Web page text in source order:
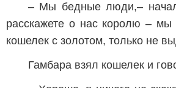
– Мы бедные люди,–
расскажете о нас королю – мы
кошелек с золотом, только не
Гамбара взял кошелек и